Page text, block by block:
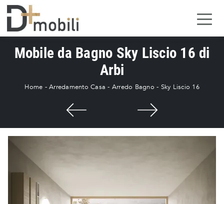
Mobile da Bagno Sky Liscio 16 di
Arbi
Home - Arredamento Casa - Arredo Bagno - Sky Liscio 16